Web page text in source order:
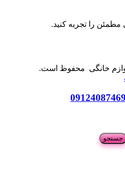
مطمئن را تجربه کنید.
خانگی محفوظ است.
جستجو